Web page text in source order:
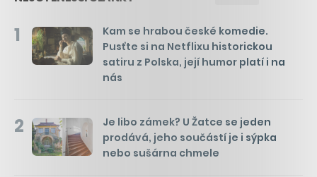
1
Kam se hrabou české komedie.
Pusťte si na Netflixu historickou
satiru z Polska, její humor platí i na
nás
2
Je libo zámek? U Žatce se jeden
prodává, jeho součástí je i sýpka
nebo sušárna chmele